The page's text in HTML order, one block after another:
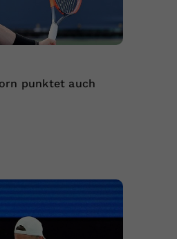
punktet auch